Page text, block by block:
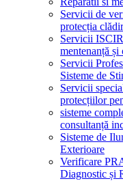
Servicii de
protecția
Servicii
mentenanță și
Servicii
Sisteme de
Servicii
protecțiilor
sisteme
consultanță
Sisteme de
Exterioare
Verificare
Diagnostic și